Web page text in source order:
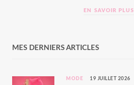
EN SAVOIR PLUS
MES DERNIERS ARTICLES
MODE 19 JUILLET 2026